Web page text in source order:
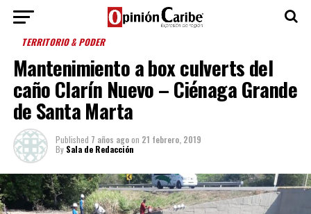
TERRITORIO & PODER
Mantenimiento a box culverts del
caño Clarín Nuevo – Ciénaga Grande
de Santa Marta
Published 7 años agoon 21 febrero, 2019
By Sala de Redacción